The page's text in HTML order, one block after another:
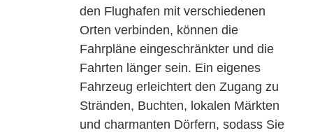
den Flughafen mit verschiedenen
Orten verbinden, können die
Fahrpläne eingeschränkter und die
Fahrten länger sein. Ein eigenes
Fahrzeug erleichtert den Zugang zu
Stränden, Buchten, lokalen Märkten
und charmanten Dörfern, sodass Sie